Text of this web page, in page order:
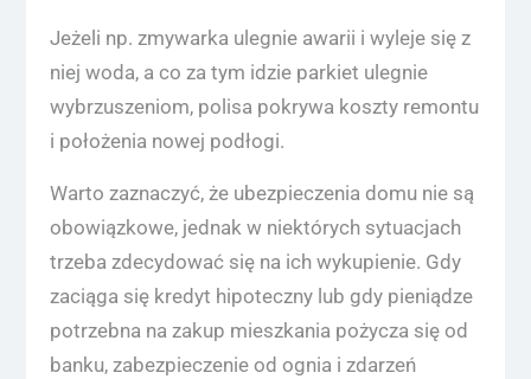
Jeżeli np. zmywarka ulegnie awarii i wyleje się z
niej woda, a co za tym idzie parkiet ulegnie
wybrzuszeniom, polisa pokrywa koszty remontu
i położenia nowej podłogi.
Warto zaznaczyć, że ubezpieczenia domu nie są
obowiązkowe, jednak w niektórych sytuacjach
trzeba zdecydować się na ich wykupienie. Gdy
zaciąga się kredyt hipoteczny lub gdy pieniądze
potrzebna na zakup mieszkania pożycza się od
banku, zabezpieczenie od ognia i zdarzeń